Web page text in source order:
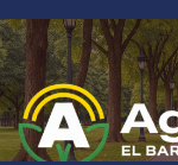
Saltar
al
contenido